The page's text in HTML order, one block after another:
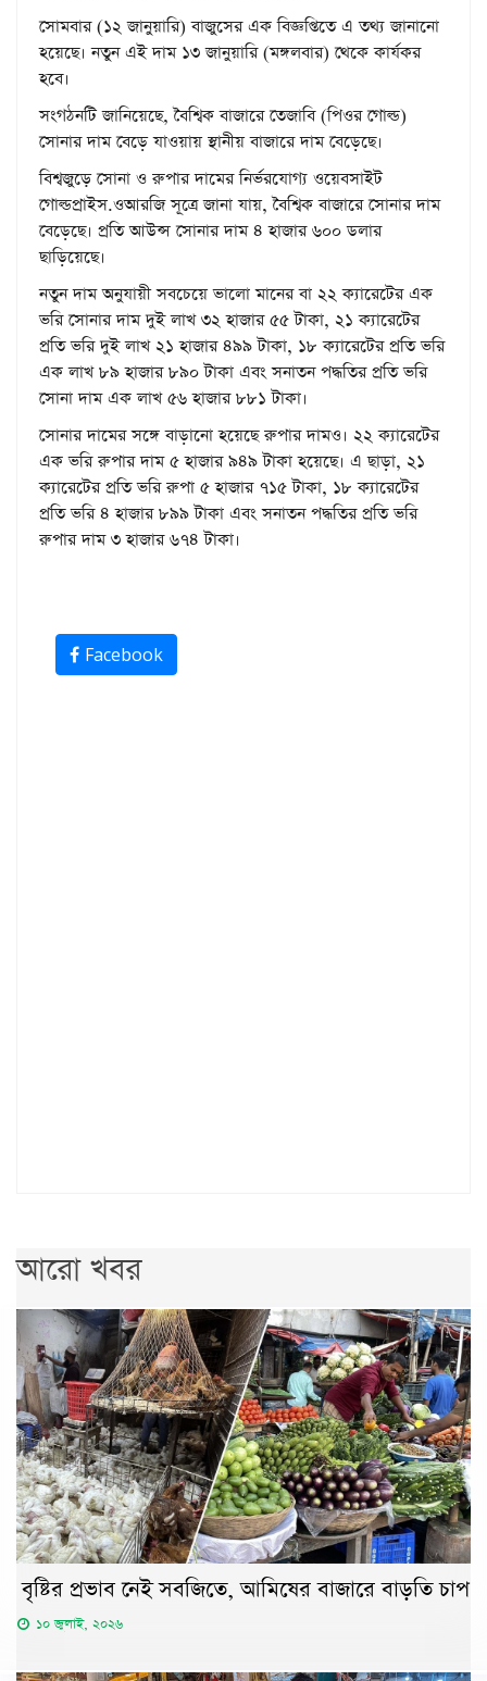
সোমবার (১২ জানুয়ারি) বাজুসের এক বিজ্ঞপ্তিতে এ তথ্য জানানো
হয়েছে। নতুন এই দাম ১৩ জানুয়ারি (মঙ্গলবার) থেকে কার্যকর
হবে।
সংগঠনটি জানিয়েছে, বৈশ্বিক বাজারে তেজাবি (পিওর গোল্ড)
সোনার দাম বেড়ে যাওয়ায় স্থানীয় বাজারে দাম বেড়েছে।
বিশ্বজুড়ে সোনা ও রুপার দামের নির্ভরযোগ্য ওয়েবসাইট
গোল্ডপ্রাইস.ওআরজি সূত্রে জানা যায়, বৈশ্বিক বাজারে সোনার দাম
বেড়েছে। প্রতি আউন্স সোনার দাম ৪ হাজার ৬০০ ডলার
ছাড়িয়েছে।
নতুন দাম অনুযায়ী সবচেয়ে ভালো মানের বা ২২ ক্যারেটের এক
ভরি সোনার দাম দুই লাখ ৩২ হাজার ৫৫ টাকা, ২১ ক্যারেটের
প্রতি ভরি দুই লাখ ২১ হাজার ৪৯৯ টাকা, ১৮ ক্যারেটের প্রতি ভরি
এক লাখ ৮৯ হাজার ৮৯০ টাকা এবং সনাতন পদ্ধতির প্রতি ভরি
সোনা দাম এক লাখ ৫৬ হাজার ৮৮১ টাকা।
সোনার দামের সঙ্গে বাড়ানো হয়েছে রুপার দামও। ২২ ক্যারেটের
এক ভরি রুপার দাম ৫ হাজার ৯৪৯ টাকা হয়েছে। এ ছাড়া, ২১
ক্যারেটের প্রতি ভরি রুপা ৫ হাজার ৭১৫ টাকা, ১৮ ক্যারেটের
প্রতি ভরি ৪ হাজার ৮৯৯ টাকা এবং সনাতন পদ্ধতির প্রতি ভরি
রুপার দাম ৩ হাজার ৬৭৪ টাকা।
Facebook
আরো খবর
বৃষ্টির প্রভাব নেই সবজিতে, আমিষের বাজারে বাড়তি চাপ
১০ জুলাই, ২০২৬